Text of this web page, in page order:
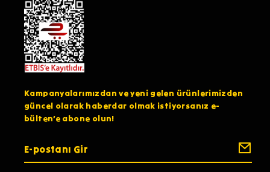
Kampanyalarımızdan ve yeni gelen ürünlerimizden
güncel olarak haberdar olmak istiyorsanız e-
bülten’e abone olun!